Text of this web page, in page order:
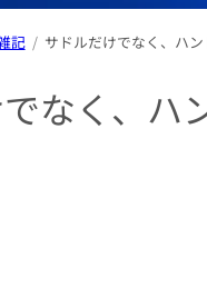
記 サドルだけでなく、ハ
なく、ハ